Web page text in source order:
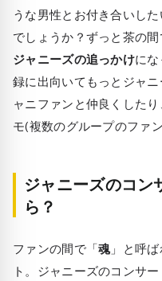
うな男性とお付き合いし
でしょうか？ずっと茶の
ジャニーズの追っかけに
録に出向いてもっとジャ
ャニファンと仲良くした
モ(複数のグループのファ
ジャニーズのコン
ら？
ファンの間で「魂」と呼
ト。ジャニーズのコンサ